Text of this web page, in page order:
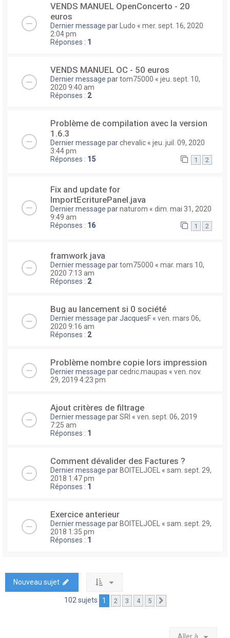
VENDS MANUEL OpenConcerto - 20
euros
Dernier message parLudo « mer. sept. 16, 2020
2:04 pm
Réponses : 1
VENDS MANUEL OC - 50 euros
Dernier message partom75000 « jeu. sept. 10,
2020 9:40 am
Réponses : 2
Problème de compilation avec la version
1.6.3
Dernier message parchevalic « jeu. juil. 09, 2020
3:44 pm
Réponses : 15 1 2
Fix and update for
ImportEcriturePanel.java
Dernier message parnaturom « dim. mai 31, 2020
9:49 am
Réponses : 16 1 2
framwork java
Dernier message partom75000 « mar. mars 10,
2020 7:13 am
Réponses : 2
Bug au lancement si 0 société
Dernier message parJacquesF « ven. mars 06,
2020 9:16 am
Réponses : 2
Problème nombre copie lors impression
Dernier message parcedric.maupas « ven. nov.
29, 2019 4:23 pm
Ajout critères de filtrage
Dernier message parSRI « ven. sept. 06, 2019
7:25 am
Réponses : 1
Comment dévalider des Factures ?
Dernier message par BOITELJOEL « sam. sept. 29,
2018 1:47 pm
Réponses : 1
Exercice anterieur
Dernier message par BOITELJOEL « sam. sept. 29,
2018 1:35 pm
Réponses : 1
Nouveau sujet
102 sujets 1 2 3 4 5